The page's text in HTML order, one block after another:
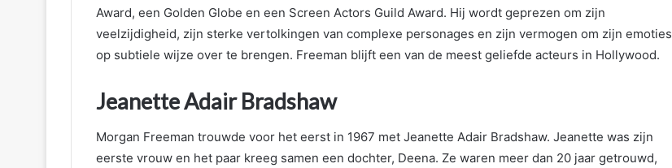
Award, een Golden Globe en een Screen Actors Guild Award. Hij wordt geprezen om zijn
veelzijdigheid, zijn sterke vertolkingen van complexe personages en zijn vermogen om zijn emoties
op subtiele wijze over te brengen. Freeman blijft een van de meest geliefde acteurs in Hollywood.
Jeanette Adair Bradshaw
Morgan Freeman trouwde voor het eerst in 1967 met Jeanette Adair Bradshaw. Jeanette was zijn
eerste vrouw en het paar kreeg samen een dochter, Deena. Ze waren meer dan 20 jaar getrouwd,